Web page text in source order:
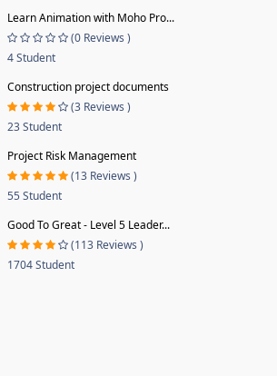
Learn Animation with Moho Pro...
(0 Reviews )
4 Student
Construction project documents
(3 Reviews )
23 Student
Project Risk Management
(13 Reviews )
55 Student
Good To Great - Level 5 Leader...
(113 Reviews )
1704 Student